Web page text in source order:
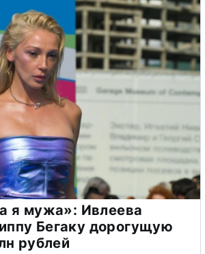
я мужа»: Ивлеева
Бегаку дорогущую
рублей